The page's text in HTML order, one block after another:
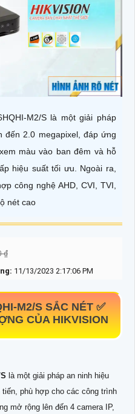
M2/S là một giải pháp
2.0 megapixel, đáp ứng
màu vào ban đêm và hỗ
hiệu suất tối ưu. Ngoài ra,
công nghệ AHD, CVI, TVI,
nét cao
₫
11/13/2023 2:17:06 PM
M2/S SẮC NÉT ✅
CỦA HIKVISION
là một giải pháp an ninh hiệu
phù hợp cho các công trình
mở rộng lên đến 4 camera IP,